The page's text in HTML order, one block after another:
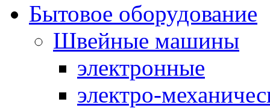
Бытовое оборудование
Швейные машины
электронные
электро-